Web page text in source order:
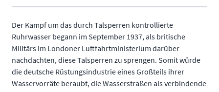
Der Kampf um das durch Talsperren kontrollierte
Ruhrwasser begann im September 1937, als britische
Militärs im Londoner Luftfahrtministerium darüber
nachdachten, diese Talsperren zu sprengen. Somit würde
die deutsche Rüstungsindustrie eines Großteils ihrer
Wasservorräte beraubt, die Wasserstraßen als verbindende